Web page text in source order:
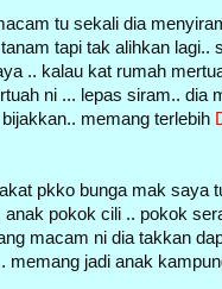
tu sekali dia
tapi tak alihkan lagi..
.. kalau kat rumah
ni ... lepas siram.. dia
bijakkan.. memang terlebih
pkko bunga mak saya
pokok cili .. pokok
macam ni dia takkan
memang jadi anak